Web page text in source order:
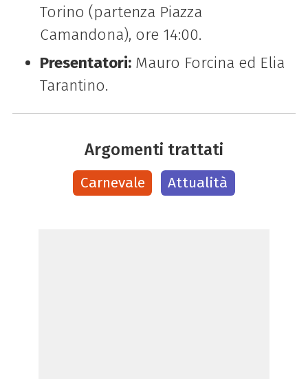
Torino (partenza Piazza
Camandona), ore 14:00.
Presentatori:Mauro Forcina ed Elia
Tarantino.
Argomenti trattati
Carnevale Attualità